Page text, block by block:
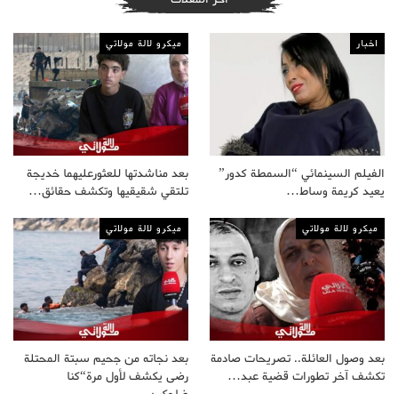
اخبار
الفيلم السينمائي “السمطة كدور”
يعيد كريمة وساط…
ميكرو لالة مولاتي
بعد مناشدتها للعثورعليهما خديجة
تلتقي شقيقيها وتكشف حقائق…
ميكرو لالة مولاتي
بعد وصول العائلة.. تصريحات صادمة
تكشف آخر تطورات قضية عبد…
ميكرو لالة مولاتي
بعد نجاته من جحيم سبتة المحتلة
رضى يكشف لأول مرة“كنا